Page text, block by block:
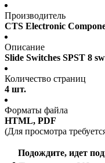
Производитель
CTS Electronic
Описание
Slide Switches SPST 8
Количество страниц
4 шт.
Форматы файла
HTML, PDF
(Для просмотра
Подождите, идет